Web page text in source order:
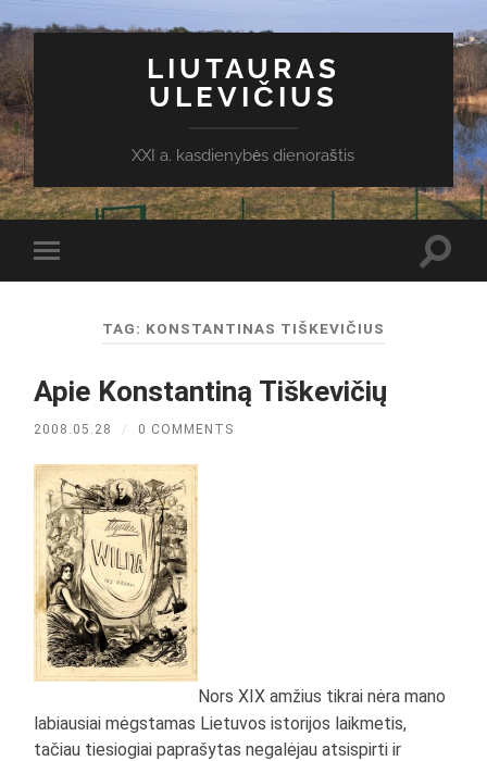
LIUTAURAS
ULEVIČIUS
XXI a. kasdienybės dienoraštis
Toggle
mobile
TAG: KONSTANTINAS TIŠKEVIČIUS
Apie Konstantiną Tiškevičių
2008.05.28 / 0 COMMENTS
Nors XIX amžius tikrai nėra mano
labiausiai mėgstamas Lietuvos istorijos laikmetis,
tačiau tiesiogiai paprašytas negalėjau atsispirti ir